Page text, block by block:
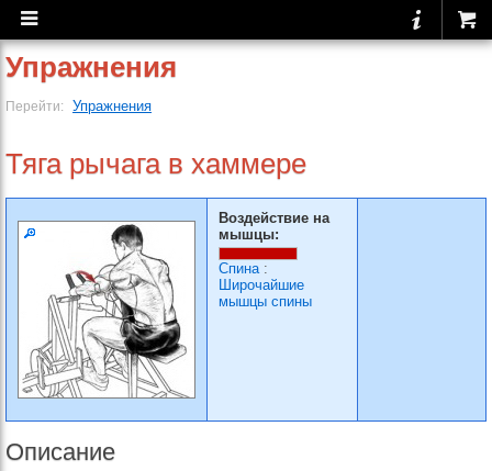
Упражнения
Перейти: Упражнения
Тяга рычага в хаммере
Воздействие на
мышцы:
Спина:
Широчайшие
мышцы спины
Описание